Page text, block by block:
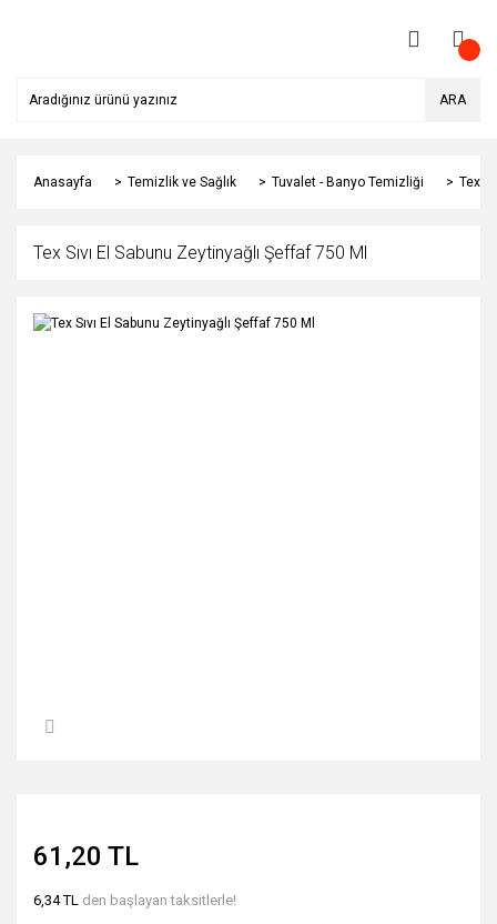
ARA
Anasayfa Temizlik ve Sağlık Tuvalet - Banyo Temizliği Tex
Tex Sıvı El Sabunu Zeytinyağlı Şeffaf 750 Ml
61,20 TL
6,34 TL den başlayan taksitlerle!